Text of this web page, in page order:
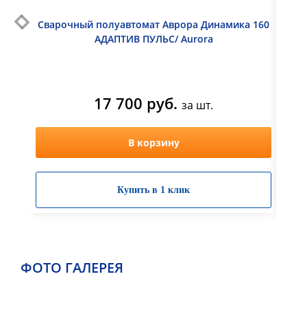
Сварочный полуавтомат Аврора Динамика 160
АДАПТИВ ПУЛЬС/ Aurora
17 700 руб. за шт.
В корзину
Купить в 1 клик
ФОТО ГАЛЕРЕЯ